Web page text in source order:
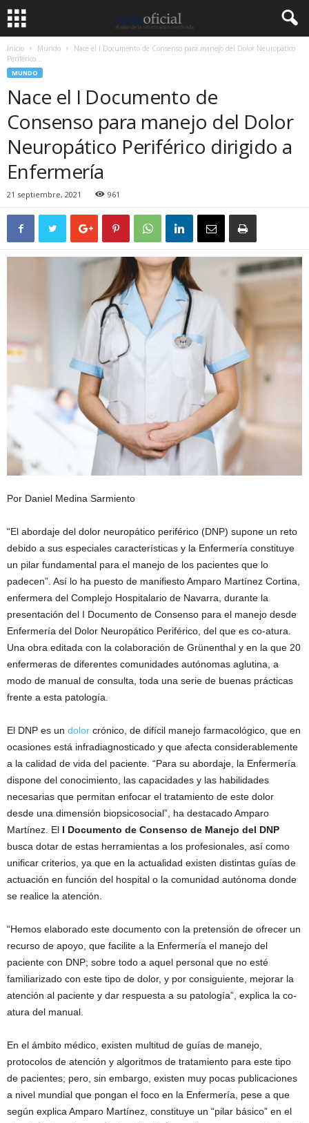
Inicio Mundo
Nace el I Documento de Consenso para manejo del Dolor Neuropático
Periférico...
MUNDO
Nace el I Documento de
Consenso para manejo del Dolor
Neuropático Periférico dirigido a
Enfermería
21 septiembre, 2021 961
Por Daniel Medina Sarmiento
“El abordaje del dolor neuropático periférico (DNP) supone un reto
debido a sus especiales características y la Enfermería constituye
un pilar fundamental para el manejo de los pacientes que lo
padecen”. Así lo ha puesto de manifiesto Amparo Martínez Cortina,
enfermera del Complejo Hospitalario de Navarra, durante la
presentación del I Documento de Consenso para el manejo desde
Enfermería del Dolor Neuropático Periférico, del que es co-atura.
Una obra editada con la colaboración de Grünenthal y en la que 20
enfermeras de diferentes comunidades autónomas aglutina, a
modo de manual de consulta, toda una serie de buenas prácticas
frente a esta patología.
El DNP es un dolor crónico, de difícil manejo farmacológico, que en
ocasiones está infradiagnosticado y que afecta considerablemente
a la calidad de vida del paciente. “Para su abordaje, la Enfermería
dispone del conocimiento, las capacidades y las habilidades
necesarias que permitan enfocar el tratamiento de este dolor
desde una dimensión biopsicosocial”, ha destacado Amparo
Martínez. El I Documento de Consenso de Manejo del DNP
busca dotar de estas herramientas a los profesionales, así como
unificar criterios, ya que en la actualidad existen distintas guías de
actuación en función del hospital o la comunidad autónoma donde
se realice la atención.
“Hemos elaborado este documento con la pretensión de ofrecer un
recurso de apoyo, que facilite a la Enfermería el manejo del
paciente con DNP; sobre todo a aquel personal que no esté
familiarizado con este tipo de dolor, y por consiguiente, mejorar la
atención al paciente y dar respuesta a su patología”, explica la co-
atura del manual.
En el ámbito médico, existen multitud de guías de manejo,
protocolos de atención y algoritmos de tratamiento para este tipo
de pacientes; pero, sin embargo, existen muy pocas publicaciones
a nivel mundial que pongan el foco en la Enfermería, pese a que
según explica Amparo Martínez, constituye un “pilar básico” en el